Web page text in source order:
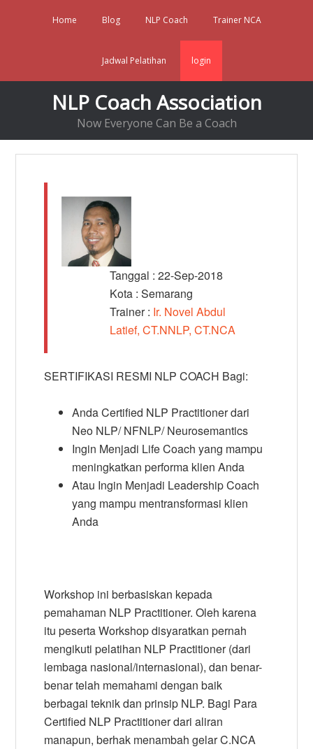
Home Blog NLP Coach Trainer NCA
Jadwal Pelatihan login
NLP Coach Association
Now Everyone Can Be a Coach
Tanggal : 22-Sep-2018
Kota : Semarang
Trainer : Ir. Novel Abdul
Latief, CT.NNLP, CT.NCA
SERTIFIKASI RESMI NLP COACH Bagi:
Anda Certified NLP Practitioner dari
Neo NLP/ NFNLP/ Neurosemantics
Ingin Menjadi Life Coach yang mampu
meningkatkan performa klien Anda
Atau Ingin Menjadi Leadership Coach
yang mampu mentransformasi klien
Anda
Workshop ini berbasiskan kepada
pemahaman NLP Practitioner. Oleh karena
itu peserta Workshop disyaratkan pernah
mengikuti pelatihan NLP Practitioner (dari
lembaga nasional/internasional), dan benar-
benar telah memahami dengan baik
berbagai teknik dan prinsip NLP. Bagi Para
Certified NLP Practitioner dari aliran
manapun, berhak menambah gelar C.NCA